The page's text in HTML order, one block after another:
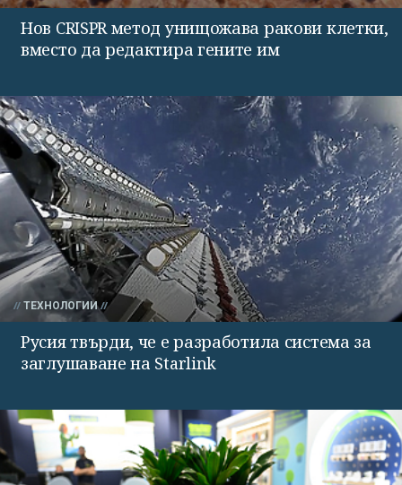
Нов CRISPR метод унищожава ракови клетки,
вместо да редактира гените им
ТЕХНОЛОГИИ
Русия твърди, че е разработила система за
заглушаване на Starlink